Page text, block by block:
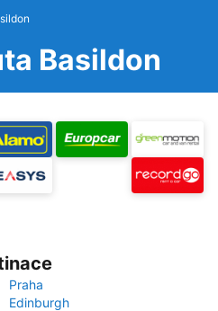
Basildon
Praha
Edinburgh